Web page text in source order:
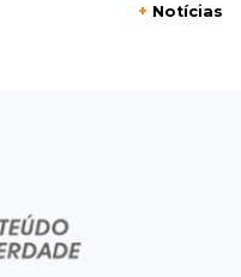
Santo Amaro
na advocacia e
+ Notícias